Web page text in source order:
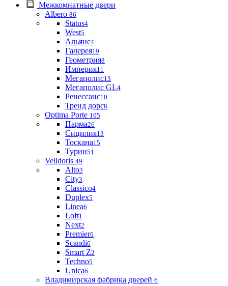
Межкомнатные двери
Albero 86
Status4
West5
Альянс4
Галерея19
Геометрия8
Империя11
Мегаполис13
Мегаполис GL4
Ренессанс10
Тренд дорс8
Optima Porte 105
Парма26
Сицилия13
Тоскана15
Турин51
Velldoris 49
Alto3
City3
Classico4
Duplex5
Linea6
Loft1
Next2
Premier6
Scandi6
Smart Z2
Techno5
Unica6
Владимирская фабрика дверей 6